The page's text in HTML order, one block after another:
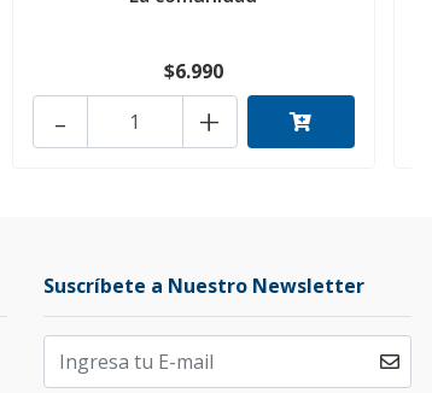
$6.990
+
-
Suscríbete a Nuestro Newsletter